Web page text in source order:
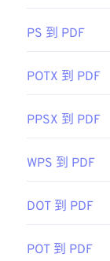
PS 到 PDF
POTX 到 PDF
PPSX 到 PDF
WPS 到 PDF
DOT 到 PDF
POT 到 PDF